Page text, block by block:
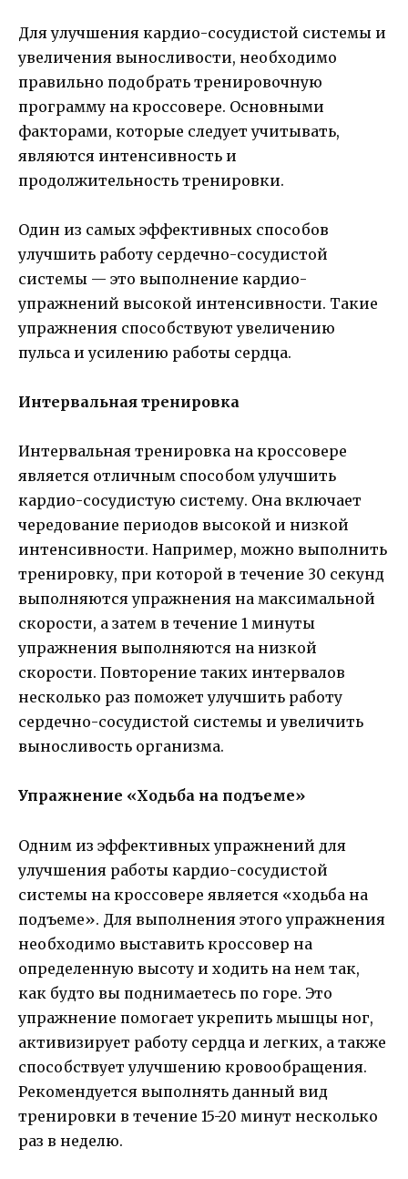
Для улучшения кардио-сосудистой системы и
увеличения выносливости, необходимо
правильно подобрать тренировочную
программу на кроссовере. Основными
факторами, которые следует учитывать,
являются интенсивность и
продолжительность тренировки.
Один из самых эффективных способов
улучшить работу сердечно-сосудистой
системы — это выполнение кардио-
упражнений высокой интенсивности. Такие
упражнения способствуют увеличению
пульса и усилению работы сердца.
Интервальная тренировка
Интервальная тренировка на кроссовере
является отличным способом улучшить
кардио-сосудистую систему. Она включает
чередование периодов высокой и низкой
интенсивности. Например, можно выполнить
тренировку, при которой в течение 30 секунд
выполняются упражнения на максимальной
скорости, а затем в течение 1 минуты
упражнения выполняются на низкой
скорости. Повторение таких интервалов
несколько раз поможет улучшить работу
сердечно-сосудистой системы и увеличить
выносливость организма.
Упражнение «Ходьба на подъеме»
Одним из эффективных упражнений для
улучшения работы кардио-сосудистой
системы на кроссовере является «ходьба на
подъеме». Для выполнения этого упражнения
необходимо выставить кроссовер на
определенную высоту и ходить на нем так,
как будто вы поднимаетесь по горе. Это
упражнение помогает укрепить мышцы ног,
активизирует работу сердца и легких, а также
способствует улучшению кровообращения.
Рекомендуется выполнять данный вид
тренировки в течение 15-20 минут несколько
раз в неделю.